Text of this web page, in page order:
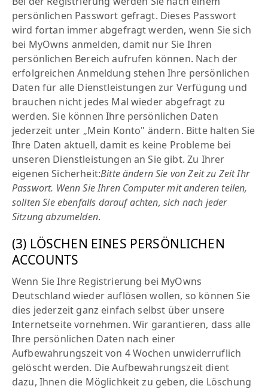
persönlichen Passwort gefragt. Dieses Passwort
wird fortan immer abgefragt werden, wenn Sie sich
bei MyOwns anmelden, damit nur Sie Ihren
persönlichen Bereich aufrufen können. Nach der
erfolgreichen Anmeldung stehen Ihre persönlichen
Daten für alle Dienstleistungen zur Verfügung und
brauchen nicht jedes Mal wieder abgefragt zu
werden. Sie können Ihre persönlichen Daten
jederzeit unter „Mein Konto" ändern. Bitte halten Sie
Ihre Daten aktuell, damit es keine Probleme bei
unseren Dienstleistungen an Sie gibt. Zu Ihrer
eigenen Sicherheit:Bitte ändern Sie von Zeit zu Zeit Ihr
Passwort. Wenn Sie Ihren Computer mit anderen teilen,
sollten Sie ebenfalls darauf achten, sich nach jeder
Sitzung abzumelden.
(3) LÖSCHEN EINES PERSÖNLICHEN
ACCOUNTS
Wenn Sie Ihre Registrierung bei MyOwns
Deutschland wieder auflösen wollen, so können Sie
dies jederzeit ganz einfach selbst über unsere
Internetseite vornehmen. Wir garantieren, dass alle
Ihre persönlichen Daten nach einer
Aufbewahrungszeit von 4 Wochen unwiderruflich
gelöscht werden. Die Aufbewahrungszeit dient
dazu, Ihnen die Möglichkeit zu geben, die Löschung